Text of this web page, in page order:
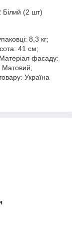
Білий (2 шт)
8,3 кг;
41 см;
фасаду:
Матовий;
Україна